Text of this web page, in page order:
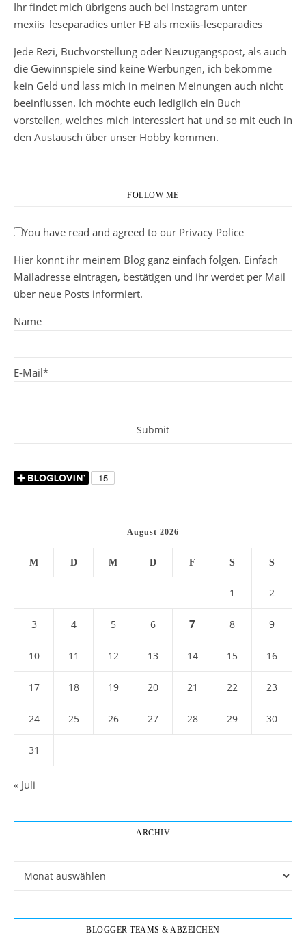
Ihr findet mich übrigens auch bei Instagram unter
mexiis_leseparadies unter FB als mexiis-leseparadies
Jede Rezi, Buchvorstellung oder Neuzugangspost, als auch
die Gewinnspiele sind keine Werbungen, ich bekomme
kein Geld und lass mich in meinen Meinungen auch nicht
beeinflussen. Ich möchte euch lediglich ein Buch
vorstellen, welches mich interessiert hat und so mit euch in
den Austausch über unser Hobby kommen.
FOLLOW ME
You have read and agreed to our Privacy Police
Hier könnt ihr meinem Blog ganz einfach folgen. Einfach
Mailadresse eintragen, bestätigen und ihr werdet per Mail
über neue Posts informiert.
Name
E-Mail*
August 2026
M D M D F S S
1 2
3 4 5 6 7 8 9
10 11 12 13 14 15 16
17 18 19 20 21 22 23
24 25 26 27 28 29 30
31
« Juli
ARCHIV
BLOGGER TEAMS & ABZEICHEN